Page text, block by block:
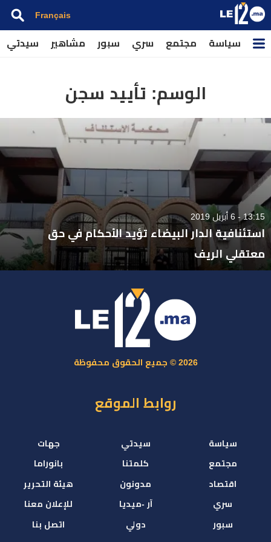
Français
سياسة مجتمع سري سبور مشاهير سيدتي
الوسم: تأييد سجن
13:15 - 6 أبريل 2019
استئنافية الدار البيضاء تؤيد الأحكام في حق
معتقلي الريف
2026 © جميع الحقوق محفوظة
روابط الموقع
سياسة
مجتمع
اقتصاد
سري
سبور
سيدتي
كلمتنا
مدونون
آر -ميديا
دولي
جهات
بانوراما
هيئة التحرير
للإعلان معنا
اتصل بنا